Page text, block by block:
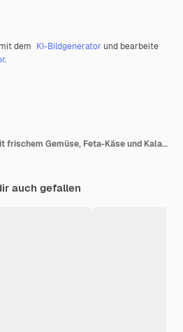
dem KI-Bildgenerator und bearbeite
.
Griechischer Salat mit frischem Gemüse, Feta-Käse und Kalamata-Oliven. Gesundes Essen.
auch gefallen